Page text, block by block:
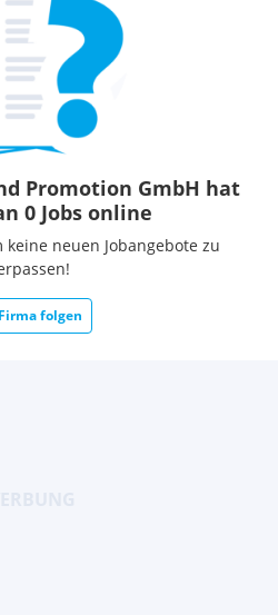
Promotion GmbH hat
0 Jobs online
keine neuen Jobangebote zu
Firma folgen